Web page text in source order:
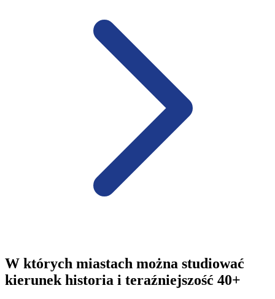
W których miastach można studiować
kierunek historia i teraźniejszość 40+